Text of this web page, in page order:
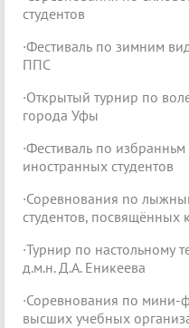
студентов
·Фестиваль по зимним
ППC
·Открытый турнир по
города Уфы
·Фестиваль по
иностранных студентов
·Соревнования no
студентов,
·Турнир по настольному
д.м.н. Д.А. Еникеева
·Соревнования по мини-
высших учебных